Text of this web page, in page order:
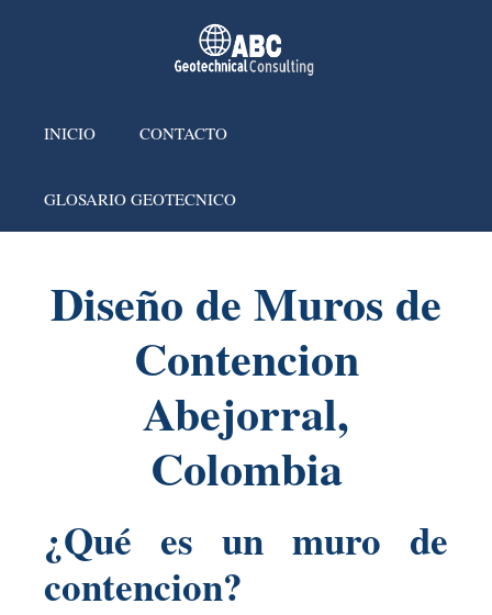
INICIO CONTACTO
GLOSARIO GEOTECNICO
Diseño de Muros de
Contencion
Abejorral,
Colombia
¿Qué es un muro de
contencion?